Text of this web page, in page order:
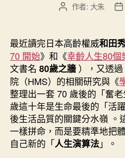
文
者
作者: 大朱
文
最近讀完日本高齡權威和田
70 開始》和《幸齡人生80個
文書名 80歲之牆 ），又透
院（HMS）的相關研究與《
整理出一套 70 歲後的「奮
歲這十年是生命最後的「活
後生活品質的關鍵分水嶺 。
一樣拼命，而是要精準地把
自己新的「人生演算法」。